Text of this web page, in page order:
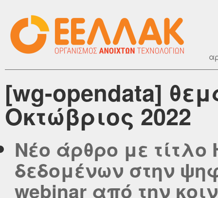
[wg-opendata]
Οκτώβριος 2022
Νέο άρθρο με
δεδομένων στην
webinar από την